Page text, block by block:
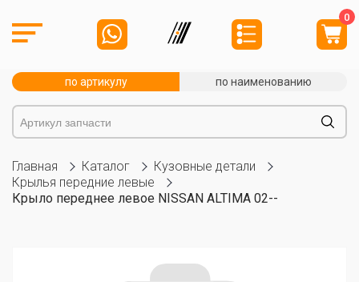
0
по артикулу по наименованию
Главная Каталог
Кузовные детали
Крылья передние левые
Крыло переднее левое NISSAN ALTIMA 02--